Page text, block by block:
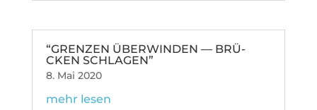
“GRENZEN ÜBER­WINDEN — BRÜ­
CKEN SCHLAGEN”
8. Mai 2020
mehr lesen